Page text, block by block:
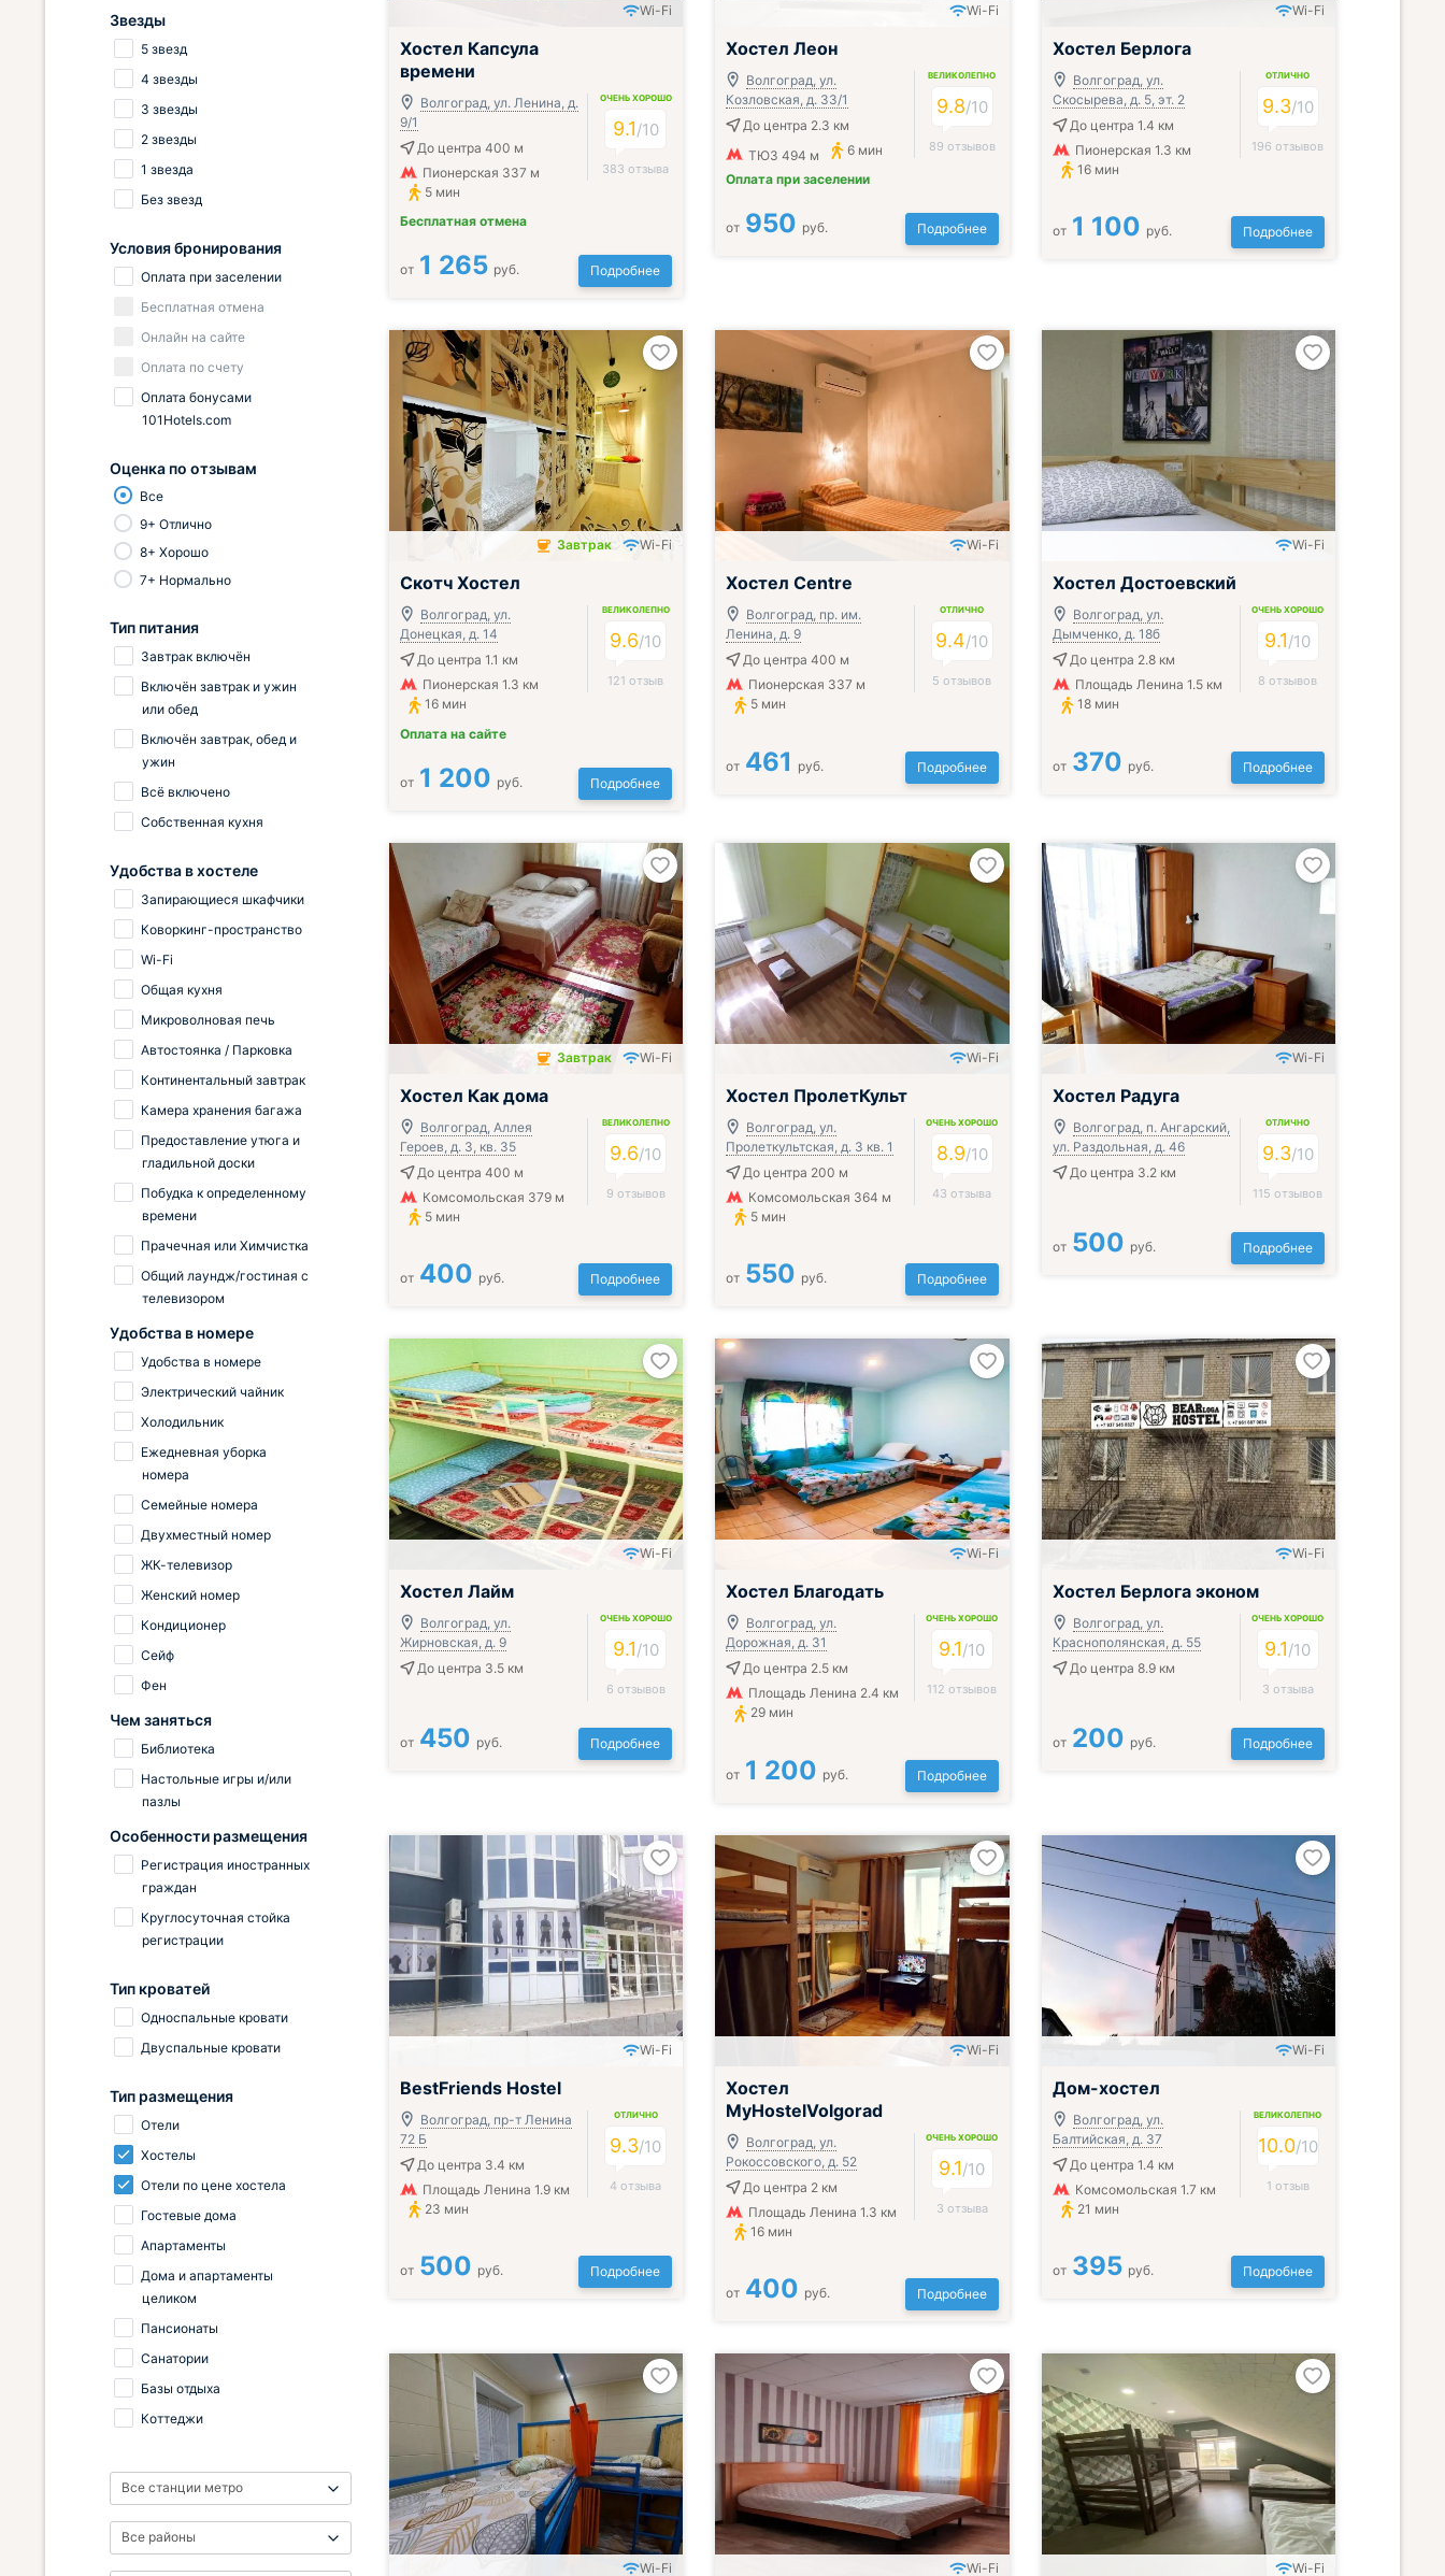
Wi-Fi
Хостел Капсула
времени
Волгоград, ул. Ленина, д.
9/1
До центра 400 м
Пионерская 337 м
5 мин
Бесплатная отмена
ОЧЕНЬ ХОРОШО
9.1/10
383 отзыва
от 1 265 руб. Подробнее
Wi-Fi
Хостел Леон
Волгоград, ул.
Козловская, д. 33/1
До центра 2.3 км
ТЮЗ 494 м
6 мин
Оплата при заселении
ВЕЛИКОЛЕПНО
9.8/10
89 отзывов
от 950 руб. Подробнее
Wi-Fi
Хостел Берлога
Волгоград, ул.
Скосырева, д. 5, эт. 2
До центра 1.4 км
Пионерская 1.3 км
16 мин
ОТЛИЧНО
9.3/10
196 отзывов
от 1 100 руб. Подробнее
Завтрак включён
Завтрак Wi-Fi
Скотч Хостел
Волгоград, ул.
Донецкая, д. 14
До центра 1.1 км
Пионерская 1.3 км
16 мин
Оплата на сайте
ВЕЛИКОЛЕПНО
9.6/10
121 отзыв
от 1 200 руб. Подробнее
Wi-Fi
Хостел Centre
Волгоград, пр. им.
Ленина, д. 9
До центра 400 м
Пионерская 337 м
5 мин
ОТЛИЧНО
9.4/10
5 отзывов
от 461 руб. Подробнее
Wi-Fi
Хостел Достоевский
Волгоград, ул.
Дымченко, д. 18б
До центра 2.8 км
Площадь Ленина 1.5 км
18 мин
ОЧЕНЬ ХОРОШО
9.1/10
8 отзывов
от 370 руб. Подробнее
Завтрак Wi-Fi
Хостел Как дома
Волгоград, Аллея
Героев, д. 3, кв. 35
До центра 400 м
Комсомольская 379 м
5 мин
ВЕЛИКОЛЕПНО
9.6/10
9 отзывов
от 400 руб. Подробнее
Wi-Fi
Хостел ПролетКульт
Волгоград, ул.
Пролеткультская, д. 3 кв. 1
До центра 200 м
Комсомольская 364 м
5 мин
ОЧЕНЬ ХОРОШО
8.9/10
43 отзыва
от 550 руб. Подробнее
Wi-Fi
Хостел Радуга
Волгоград, п. Ангарский,
ул. Раздольная, д. 46
До центра 3.2 км
ОТЛИЧНО
9.3/10
115 отзывов
от 500 руб. Подробнее
Wi-Fi
Хостел Лайм
Волгоград, ул.
Жирновская, д. 9
До центра 3.5 км
ОЧЕНЬ ХОРОШО
9.1/10
6 отзывов
от 450 руб. Подробнее
Wi-Fi
Хостел Благодать
Волгоград, ул.
Дорожная, д. 31
До центра 2.5 км
Площадь Ленина 2.4 км
29 мин
ОЧЕНЬ ХОРОШО
9.1/10
112 отзывов
от 1 200 руб. Подробнее
Wi-Fi
Хостел Берлога эконом
Волгоград, ул.
Краснополянская, д. 55
До центра 8.9 км
ОЧЕНЬ ХОРОШО
9.1/10
3 отзыва
от 200 руб. Подробнее
Wi-Fi
BestFriends Hostel
Волгоград, пр-т Ленина
72 Б
До центра 3.4 км
Площадь Ленина 1.9 км
23 мин
ОТЛИЧНО
9.3/10
4 отзыва
от 500 руб. Подробнее
Wi-Fi
Хостел
MyHostelVolgorad
Волгоград, ул.
Рокоссовского, д. 52
До центра 2 км
Площадь Ленина 1.3 км
16 мин
ОЧЕНЬ ХОРОШО
9.1/10
3 отзыва
от 400 руб. Подробнее
Wi-Fi
Дом-хостел
Волгоград, ул.
Балтийская, д. 37
До центра 1.4 км
Комсомольская 1.7 км
21 мин
ВЕЛИКОЛЕПНО
10.0/10
1 отзыв
от 395 руб. Подробнее
Wi-Fi Wi-Fi Wi-Fi
Звезды
5 звезд
4 звезды
3 звезды
2 звезды
1 звезда
Без звезд
Условия бронирования
Оплата при заселении
Бесплатная отмена
Онлайн на сайте
Оплата по счету
Оплата бонусами
101Hotels.com
Оценка по отзывам
Все
9+ Отлично
8+ Хорошо
7+ Нормально
Тип питания
Завтрак включён
Включён завтрак и ужин
или обед
Включён завтрак, обед и
ужин
Всё включено
Собственная кухня
Удобства в хостеле
Запирающиеся шкафчики
Коворкинг-пространство
Wi-Fi
Общая кухня
Микроволновая печь
Автостоянка / Парковка
Континентальный завтрак
Камера хранения багажа
Предоставление утюга и
гладильной доски
Побудка к определенному
времени
Прачечная или Химчистка
Общий лаундж/гостиная с
телевизором
Удобства в номере
Удобства в номере
Электрический чайник
Холодильник
Ежедневная уборка
номера
Семейные номера
Двухместный номер
ЖК-телевизор
Женский номер
Кондиционер
Сейф
Фен
Чем заняться
Библиотека
Настольные игры и/или
пазлы
Особенности размещения
Регистрация иностранных
граждан
Круглосуточная стойка
регистрации
Тип кроватей
Односпальные кровати
Двуспальные кровати
Тип размещения
Отели
Хостелы
Отели по цене хостела
Гостевые дома
Апартаменты
Дома и апартаменты
целиком
Пансионаты
Санатории
Базы отдыха
Коттеджи
Все станции метро
Все районы